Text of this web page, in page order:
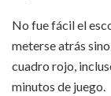
No fue fácil el
meterse atrás
cuadro rojo,
minutos de juego.